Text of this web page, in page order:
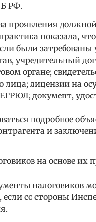
РФ.
проявления
показала,
были затребованы
учредительный
органе;
лица; лицензии на
документ,
подробное
и
на основе их
налоговиков
со стороны